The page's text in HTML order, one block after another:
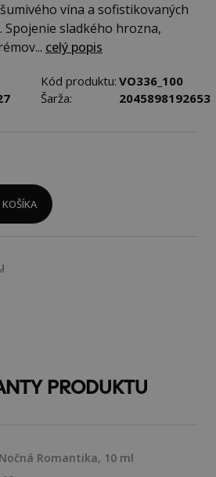
vína a sofistikovaných
sladkého hrozna,
celý popis
Kód produktu: VO336_100
Šarža: 2045898192653
PRODUKTU
Romantika, 10 ml